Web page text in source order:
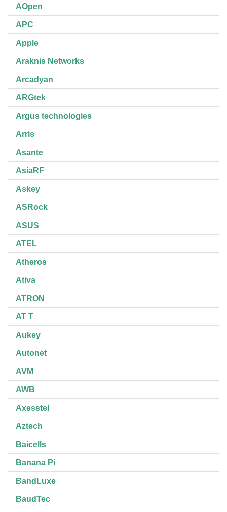
AOpen
APC
Apple
Araknis Networks
Arcadyan
ARGtek
Argus technologies
Arris
Asante
AsiaRF
Askey
ASRock
ASUS
ATEL
Atheros
Ativa
ATRON
AT T
Aukey
Autonet
AVM
AWB
Axesstel
Aztech
Baicells
Banana Pi
BandLuxe
BaudTec